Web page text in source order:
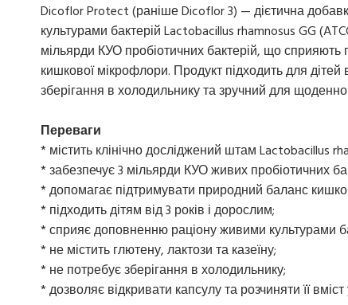
Dicoflor Protect (раніше Dicoflor 3) — дієтична
культурами бактерій Lactobacillus rhamnosus GG
мільярди КУО пробіотичних бактерій, що сприяють
кишкової мікрофлори. Продукт підходить для дітей
зберігання в холодильнику та зручний для
Переваги
* містить клінічно досліджений штам Lactobacillus
* забезпечує 3 мільярди КУО живих пробіотичних
* допомагає підтримувати природний баланс
* підходить дітям від 3 років і дорослим;
* сприяє доповненню раціону живими культурами
* не містить глютену, лактози та казеїну;
* не потребує зберігання в холодильнику;
* дозволяє відкривати капсулу та розчиняти її вміст